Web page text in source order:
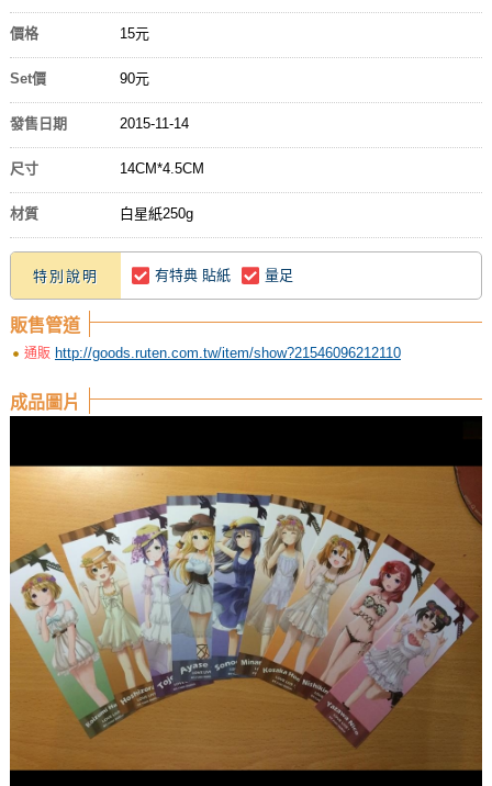
價格 15元
Set價 90元
發售日期 2015-11-14
尺寸 14CM*4.5CM
材質 白星紙250g
特別說明 有特典 貼紙 量足
販售管道
通販 http://goods.ruten.com.tw/item/show?21546096212110
成品圖片